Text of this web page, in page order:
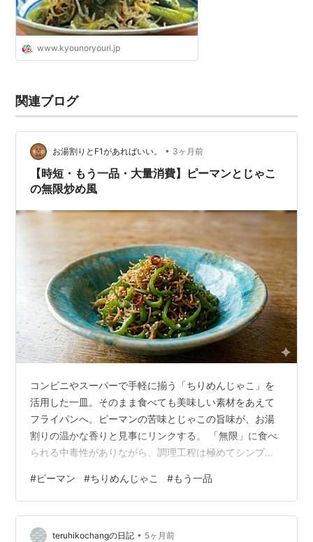
www.kyounoryouri.jp
関連ブログ
お湯割りとF1があればいい。 • 3ヶ月前
【時短・もう一品・大量消費】ピーマンとじゃこ
の無限炒め風
コンビニやスーパーで手軽に揃う「ちりめんじゃこ」を
活用した一皿。そのまま食べても美味しい素材をあえて
フライパンへ。ピーマンの苦味とじゃこの旨味が、お湯
割りの温かな香りと見事にリンクする。 「無限」に食べ
られる中毒性がありながら、調理工程は極めてシンプ
ほしい一品だ。
#ピーマン #ちりめんじゃこ #もう一品
teruhikochangの日記 • 5ヶ月前